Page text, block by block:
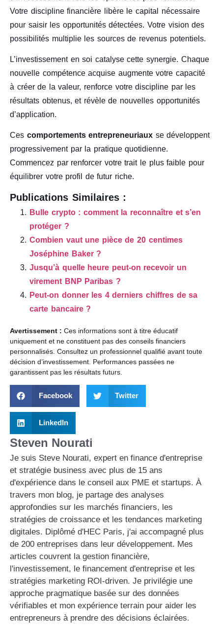
Votre discipline financière libère le capital nécessaire
pour saisir les opportunités détectées. Votre vision des
possibilités multiplie les sources de revenus potentiels.
L’investissement en soi catalyse cette synergie. Chaque
nouvelle compétence acquise augmente votre capacité
à créer de la valeur, renforce votre discipline par les
résultats obtenus, et révèle de nouvelles opportunités
d’application.
Ces comportements entrepreneuriaux se développent
progressivement par la pratique quotidienne.
Commencez par renforcer votre trait le plus faible pour
équilibrer votre profil de futur riche.
Publications Similaires :
Bulle crypto : comment la reconnaître et s’en
protéger ?
Combien vaut une pièce de 20 centimes
Joséphine Baker ?
Jusqu’à quelle heure peut-on recevoir un
virement BNP Paribas ?
Peut-on donner les 4 derniers chiffres de sa
carte bancaire ?
Avertissement : Ces informations sont à titre éducatif
uniquement et ne constituent pas des conseils financiers
personnalisés. Consultez un professionnel qualifié avant toute
décision d’investissement. Performances passées ne
garantissent pas les résultats futurs.
Facebook Twitter
LinkedIn
Steven Nourati
Je suis Steve Nourati, expert en finance d'entreprise
et stratégie business avec plus de 15 ans
d'expérience dans le conseil aux PME et startups. À
travers mon blog, je partage des analyses
approfondies sur les marchés financiers, les
stratégies de croissance et les tendances marketing
digitales. Diplômé d'HEC Paris, j'ai accompagné plus
de 200 entreprises dans leur développement. Mes
articles couvrent la gestion financière,
l'investissement, le financement d'entreprise et les
stratégies marketing ROI-driven. Je privilégie une
approche pragmatique basée sur des données
vérifiables et mon expérience terrain pour aider les
entrepreneurs à prendre des décisions éclairées.